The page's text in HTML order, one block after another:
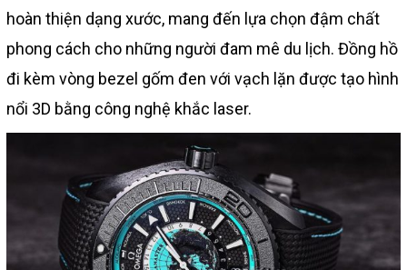
hoàn thiện dạng xước, mang đến lựa chọn đậm chất
phong cách cho những người đam mê du lịch. Đồng hồ
đi kèm vòng bezel gốm đen với vạch lặn được tạo hình
nổi 3D bằng công nghệ khắc laser.